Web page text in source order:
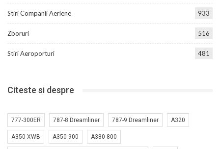
Stiri Companii Aeriene 933
Zboruri 516
Stiri Aeroporturi 481
Citeste si despre
777-300ER 787-8 Dreamliner 787-9 Dreamliner A320
A350 XWB A350-900 A380-800